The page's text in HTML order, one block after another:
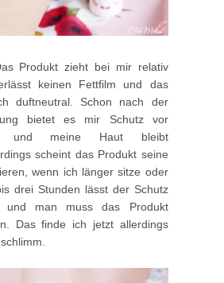
Produkt zieht bei mir relativ
keinen Fettfilm und das
duftneutral. Schon nach der
bietet es mir Schutz vor
und meine Haut bleibt
scheint das Produkt seine
wenn ich länger sitze oder
drei Stunden lässt der Schutz
und man muss das Produkt
Das finde ich jetzt allerdings